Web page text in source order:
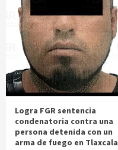
Logra FGR sentencia
condenatoria contra una
persona detenida con un
arma de fuego en Tlaxcala